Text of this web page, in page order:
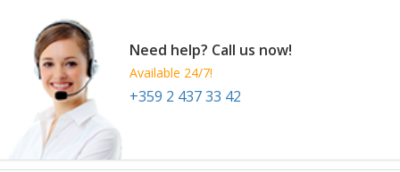
Need help? Call us now!
Available 24/7!
+359 2 437 33 42